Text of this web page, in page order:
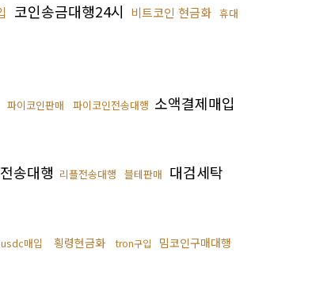
코인송금대행24시 비트코인 현금화 휴대
파이코인판매 파이코인전송대행 소액결제매입
송대행 리플전송대행 블테판매 대검세탁
usdc매입 횡령현금화 tron구입 밈코인구매대행